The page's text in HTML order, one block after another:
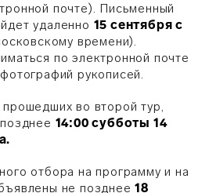
почте). Письменный
удаленно 15 сентября с
времени).
по электронной почте
рукописей.
во второй тур,
14:00 субботы 14
отбора на программу и на
не позднее18